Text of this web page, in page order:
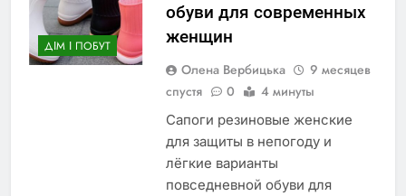
ДІМ І ПОБУТ
обуви для современных
женщин
Олена Вербицька
9 месяцев
спустя
0 4 минуты
Сапоги резиновые женские
для защиты в непогоду и
лёгкие варианты
повседневной обуви для